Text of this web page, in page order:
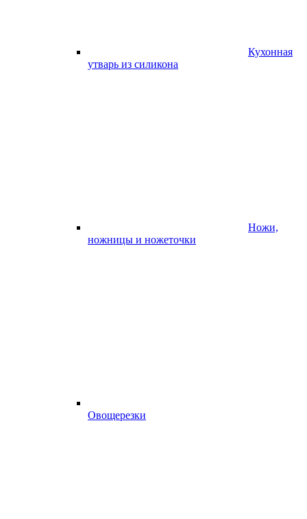
Кухонная
утварь из силикона
Ножи,
ножницы и ножеточки
Овощерезки